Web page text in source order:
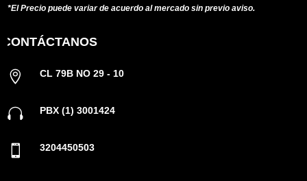
*El Precio puede variar de acuerdo al mercado sin previo aviso.
CONTÁCTANOS
 CL 79B NO 29 - 10
 PBX (1) 3001424
 3204450503